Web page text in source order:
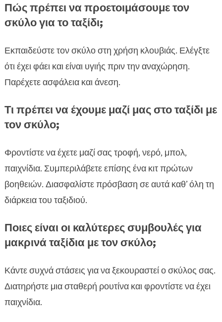
Πώς πρέπει να προετοιμάσουμε τον
σκύλο για το ταξίδι;
Εκπαιδεύστε τον σκύλο στη χρήση κλουβιάς. Ελέγξτε
ότι έχει φάει και είναι υγιής πριν την αναχώρηση.
Παρέχετε ασφάλεια και άνεση.
Τι πρέπει να έχουμε μαζί μας στο ταξίδι με
τον σκύλο;
Φροντίστε να έχετε μαζί σας τροφή, νερό, μπολ,
παιχνίδια. Συμπεριλάβετε επίσης ένα κιτ πρώτων
βοηθειών. Διασφαλίστε πρόσβαση σε αυτά καθ’ όλη τη
διάρκεια του ταξιδιού.
Ποιες είναι οι καλύτερες συμβουλές για
μακρινά ταξίδια με τον σκύλο;
Κάντε συχνά στάσεις για να ξεκουραστεί ο σκύλος σας.
Διατηρήστε μια σταθερή ρουτίνα και φροντίστε να έχει
παιχνίδια.